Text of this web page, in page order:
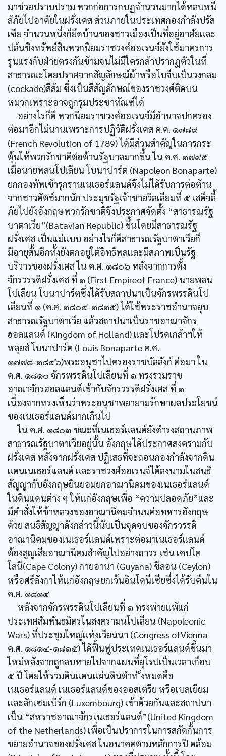
มาช่วยปราบปราม พวกก่อการกบฏจำนวนมากได้หลบหนีี
ล้ภัยไปอาศัยในฝรั่งเศส ส่วนภายในประเทศกองกำลังปรัส
เซีย จำนวนหนึ่งก็ยึดบ้านของชาวเมืองเป็นที่อยู่อาศัยและ
ปล้นชิงทรัพย์สินพวกนิยมราชวงศ์ออเรนจ์ยังใช้มาตรการ
รุนแรงกับฝ่ายตรงกันข้ามจนไม่มีใครกล้าปรากฏตัวในที่
สาธารณะโดยปราศจากสัญลักษณ์ผ้าหรือโบจีบเป็นวงกลม
(cockade)สีส้ม ซึ่งเป็นสีสัญลักษณ์ของราชวงศ์ติดบน
หมวกเพราะอาจถูกรุมประชาทัณฑ์ได้
อย่างไรก็ดี พวกนิยมราชวงศ์ออเรนจ์มีอำนาจปกครอง
ต่อมาอีกไม่นานเพราะการปฏิวัติฝรั่งเศส ค.ศ. ๑๗๘๙
(French Revolution of 1789) ได้มีส่วนสำคัญในการกระ
ตุ้นให้พวกรักชาติต่อต้านรัฐบาลมากขึ้น ใน ค.ศ. ๑๗๙๕
เมื่อนายพลนโปเลียน โบนาปาร์ต (Napoleon Bonaparte)
ยกกองทัพเข้ารุกรานเนเธอร์แลนด์จึงไม่ได้รับการต่อต้าน
จากชาวดัตช์มากนัก ประมุขรัฐเจ้าชายวิลเลียมที่ ๕ เสด็จลี้
ภัยไปยังอังกฤษพวกรักชาติจึงประกาศจัดตั้ง “สาธารณรัฐ
บาตาเวีย”(Batavian Republic) ขึ้นโดยมีสาธารณรัฐ
ฝรั่งเศส เป็นแม่แบบ อย่างไรก็ดีสาธารณรัฐบาตาเวียก็
มีอายุสั้นอีกทั้งยังตกอยู่ใต้อิทธิพลและมีสภาพเป็นรัฐ
บริวารของฝรั่งเศส ใน ค.ศ. ๑๘๐๖ หลังจากการตั้ง
จักรวรรดิฝรั่งเศส ที่ ๑ (First Empireof France) นายพลน
โปเลียน โบนาปาร์ตซึ่งได้รับสถาปนาเป็นจักรพรรดินโป
เลียนที่ ๑ (ค.ศ. ๑๘๐๔-๑๘๑๕) ได้ใช้พระราชอำนาจยุบ
สาธารณรัฐบาตาเวีย แล้วสถาปนาเป็นราชอาณาจักร
ฮอลแลนด์ (Kingdom of Holland) และโปรดเกล้าฯให้
หลุยส์ โบนาปาร์ต (Louis Bonaparte ค.ศ.
๑๗๗๘-๑๘๔๖)พระอนุชาไปครองราชบัลลังก์ ต่อมา ใน
ค.ศ. ๑๘๑๐ จักรพรรดินโปเลียนที่ ๑ ทรงรวมราช
อาณาจักรฮอลแลนด์เข้ากับจักรวรรดิฝรั่งเศส ที่ ๑
เนื่องจากทรงเห็นว่าพระอนุชาพยายามรักษาผลประโยชน์
ของเนเธอร์แลนด์มากเกินไป
ใน ค.ศ. ๑๘๐๓ ขณะที่เนเธอร์แลนด์ยังดำรงสถานภาพ
สาธารณรัฐบาตาเวียอยู่นั้น อังกฤษได้ประกาศสงครามกับ
ฝรั่งเศส หลังจากฝรั่งเศส ปฏิเสธที่จะถอนกองกำลังจากดิน
แดนเนเธอร์แลนด์ และราชวงศ์ออเรนจ์ได้ลงนามในสนธิ
สัญญากับอังกฤษยินยอมยกอาณานิคมของเนเธอร์แลนด์
ในดินแดนต่าง ๆ ให้แก่อังกฤษเพื่อ “ความปลอดภัย”และ
มีคำสั่งให้ข้าหลวงของอาณานิคมจำนนต่อทหารอังกฤษ
ด้วย สนธิสัญญาดังกล่าวนี้นับเป็นจุดจบของจักรวรรดิ
อาณานิคมของเนเธอร์แลนด์เพราะต่อมาเนเธอร์แลนด์
ต้องสูญเสียอาณานิคมสำคัญไปอย่างถาวร เช่น เคปโค
โลนี(Cape Colony) กายอานา (Guyana) ซีลอน (Ceylon)
หรือศรีลังกาให้แก่อังกฤษยกเว้นอินโดนีเซียซึ่งได้รับคืนใน
ค.ศ. ๑๘๑๔
หลังจากจักรพรรดินโปเลียนที่ ๑ ทรงพ่ายแพ้แก่
ประเทศสัมพันธมิตรในสงครามนโปเลียน (Napoleonic
Wars) ที่ประชุมใหญ่แห่งเวียนนา (Congress ofVienna
ค.ศ. ๑๘๑๔-๑๘๑๕) ได้ฟื้นฟูประเทศเนเธอร์แลนด์ขึ้นมา
ใหม่หลังจากถูกลบหายไปจากแผนที่ยุโรปเป็นเวลาเกือบ
๕ ปี โดยให้รวมดินแดนแผ่นดินตำท่ ั้งหมดคือ
เนเธอร์แลนด์ เนเธอร์แลนด์ของออสเตรีย หรือเบลเยียม
และลักเซมเบิร์ก (Luxembourg) เข้าด้วยกันและสถาปนา
เป็น “สหราชอาณาจักรเนเธอร์แลนด์”(United Kingdom
of the Netherlands) เพื่อเป็นปราการในการสกัดกั้นการ
ขยายอำนาจของฝรั่งเศส ในอนาคตตามหลักการปิ ดล้อม